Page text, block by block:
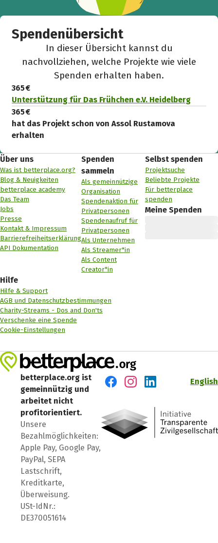
Spendenübersicht
In dieser Übersicht kannst du
nachvollziehen, welche Projekte wie viele
Spenden erhalten haben.
365 €
Unterstützung für Das Frühchen e.V. Heidelberg
365 €
hat das Projekt schon von Assol Rustamova
erhalten
Über uns
Was ist betterplace.org?
Blog & Neuigkeiten
betterplace academy
Das Team
Jobs
Presse
Kontakt & Impressum
Barrierefreiheitserklärung
API Dokumentation
Spenden
sammeln
Als gemeinnützige
Organisation
Spendenaktion für
Privatpersonen
Spendenaufruf für
Privatpersonen
Als Unternehmen
Als Streamer*in
Als Content
Creator*in
Selbst spenden
Projektsuche
Beliebte Projekte
Für betterplace
spenden
Meine Spenden
Hilfe
Hilfe & Support
AGB und Datenschutzbestimmungen
Charity-Streams - Dos and Don'ts
Verschenke eine Spende
Cookie-Einstellungen
betterplace.org ist
gemeinnützig und
arbeitet nicht
profitorientiert.
Unsere
Bezahlmöglichkeiten:
Apple Pay, Google Pay,
PayPal, SEPA
Lastschrift,
Kreditkarte,
Überweisung.
USt-IdNr.:
DE370051614
English